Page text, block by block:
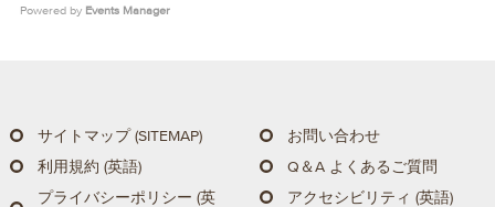
Powered by Events Manager
サイトマップ (SITEMAP)
利用規約 (英語)
プライバシーポリシー (英
お問い合わせ
Q＆A よくあるご質問
アクセシビリティ (英語)